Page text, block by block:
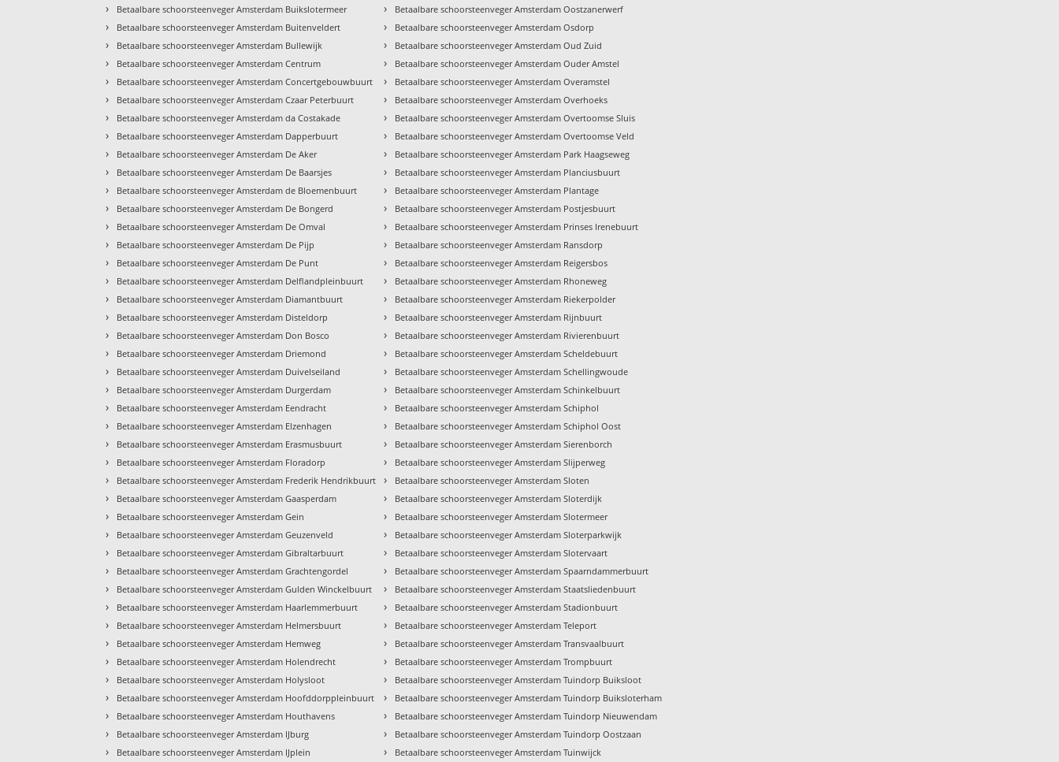
› Betaalbare schoorsteenveger Amsterdam Buikslotermeer
› Betaalbare schoorsteenveger Amsterdam Buitenveldert
› Betaalbare schoorsteenveger Amsterdam Bullewijk
› Betaalbare schoorsteenveger Amsterdam Centrum
› Betaalbare schoorsteenveger Amsterdam Concertgebouwbuurt
› Betaalbare schoorsteenveger Amsterdam Czaar Peterbuurt
› Betaalbare schoorsteenveger Amsterdam da Costakade
› Betaalbare schoorsteenveger Amsterdam Dapperbuurt
› Betaalbare schoorsteenveger Amsterdam De Aker
› Betaalbare schoorsteenveger Amsterdam De Baarsjes
› Betaalbare schoorsteenveger Amsterdam de Bloemenbuurt
› Betaalbare schoorsteenveger Amsterdam De Bongerd
› Betaalbare schoorsteenveger Amsterdam De Omval
› Betaalbare schoorsteenveger Amsterdam De Pijp
› Betaalbare schoorsteenveger Amsterdam De Punt
› Betaalbare schoorsteenveger Amsterdam Delflandpleinbuurt
› Betaalbare schoorsteenveger Amsterdam Diamantbuurt
› Betaalbare schoorsteenveger Amsterdam Disteldorp
› Betaalbare schoorsteenveger Amsterdam Don Bosco
› Betaalbare schoorsteenveger Amsterdam Driemond
› Betaalbare schoorsteenveger Amsterdam Duivelseiland
› Betaalbare schoorsteenveger Amsterdam Durgerdam
› Betaalbare schoorsteenveger Amsterdam Eendracht
› Betaalbare schoorsteenveger Amsterdam Elzenhagen
› Betaalbare schoorsteenveger Amsterdam Erasmusbuurt
› Betaalbare schoorsteenveger Amsterdam Floradorp
› Betaalbare schoorsteenveger Amsterdam Frederik Hendrikbuurt
› Betaalbare schoorsteenveger Amsterdam Gaasperdam
› Betaalbare schoorsteenveger Amsterdam Gein
› Betaalbare schoorsteenveger Amsterdam Geuzenveld
› Betaalbare schoorsteenveger Amsterdam Gibraltarbuurt
› Betaalbare schoorsteenveger Amsterdam Grachtengordel
› Betaalbare schoorsteenveger Amsterdam Gulden Winckelbuurt
› Betaalbare schoorsteenveger Amsterdam Haarlemmerbuurt
› Betaalbare schoorsteenveger Amsterdam Helmersbuurt
› Betaalbare schoorsteenveger Amsterdam Hemweg
› Betaalbare schoorsteenveger Amsterdam Holendrecht
› Betaalbare schoorsteenveger Amsterdam Holysloot
› Betaalbare schoorsteenveger Amsterdam Hoofddorppleinbuurt
› Betaalbare schoorsteenveger Amsterdam Houthavens
› Betaalbare schoorsteenveger Amsterdam IJburg
› Betaalbare schoorsteenveger Amsterdam IJplein
› Betaalbare schoorsteenveger Amsterdam Oostzanerwerf
› Betaalbare schoorsteenveger Amsterdam Osdorp
› Betaalbare schoorsteenveger Amsterdam Oud Zuid
› Betaalbare schoorsteenveger Amsterdam Ouder Amstel
› Betaalbare schoorsteenveger Amsterdam Overamstel
› Betaalbare schoorsteenveger Amsterdam Overhoeks
› Betaalbare schoorsteenveger Amsterdam Overtoomse Sluis
› Betaalbare schoorsteenveger Amsterdam Overtoomse Veld
› Betaalbare schoorsteenveger Amsterdam Park Haagseweg
› Betaalbare schoorsteenveger Amsterdam Planciusbuurt
› Betaalbare schoorsteenveger Amsterdam Plantage
› Betaalbare schoorsteenveger Amsterdam Postjesbuurt
› Betaalbare schoorsteenveger Amsterdam Prinses Irenebuurt
› Betaalbare schoorsteenveger Amsterdam Ransdorp
› Betaalbare schoorsteenveger Amsterdam Reigersbos
› Betaalbare schoorsteenveger Amsterdam Rhoneweg
› Betaalbare schoorsteenveger Amsterdam Riekerpolder
› Betaalbare schoorsteenveger Amsterdam Rijnbuurt
› Betaalbare schoorsteenveger Amsterdam Rivierenbuurt
› Betaalbare schoorsteenveger Amsterdam Scheldebuurt
› Betaalbare schoorsteenveger Amsterdam Schellingwoude
› Betaalbare schoorsteenveger Amsterdam Schinkelbuurt
› Betaalbare schoorsteenveger Amsterdam Schiphol
› Betaalbare schoorsteenveger Amsterdam Schiphol Oost
› Betaalbare schoorsteenveger Amsterdam Sierenborch
› Betaalbare schoorsteenveger Amsterdam Slijperweg
› Betaalbare schoorsteenveger Amsterdam Sloten
› Betaalbare schoorsteenveger Amsterdam Sloterdijk
› Betaalbare schoorsteenveger Amsterdam Slotermeer
› Betaalbare schoorsteenveger Amsterdam Sloterparkwijk
› Betaalbare schoorsteenveger Amsterdam Slotervaart
› Betaalbare schoorsteenveger Amsterdam Spaarndammerbuurt
› Betaalbare schoorsteenveger Amsterdam Staatsliedenbuurt
› Betaalbare schoorsteenveger Amsterdam Stadionbuurt
› Betaalbare schoorsteenveger Amsterdam Teleport
› Betaalbare schoorsteenveger Amsterdam Transvaalbuurt
› Betaalbare schoorsteenveger Amsterdam Trompbuurt
› Betaalbare schoorsteenveger Amsterdam Tuindorp Buiksloot
› Betaalbare schoorsteenveger Amsterdam Tuindorp Buiksloterham
› Betaalbare schoorsteenveger Amsterdam Tuindorp Nieuwendam
› Betaalbare schoorsteenveger Amsterdam Tuindorp Oostzaan
› Betaalbare schoorsteenveger Amsterdam Tuinwijck